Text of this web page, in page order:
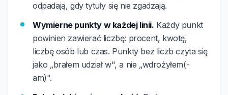
odpadają, gdy tytuły się nie zgadzają.
Wymierne punkty w każdej linii. Każdy punkt
powinien zawierać liczbę: procent, kwotę,
liczbę osób lub czas. Punkty bez liczb czyta się
jako „brałem udział w", a nie „wdrożyłem(-
am)".